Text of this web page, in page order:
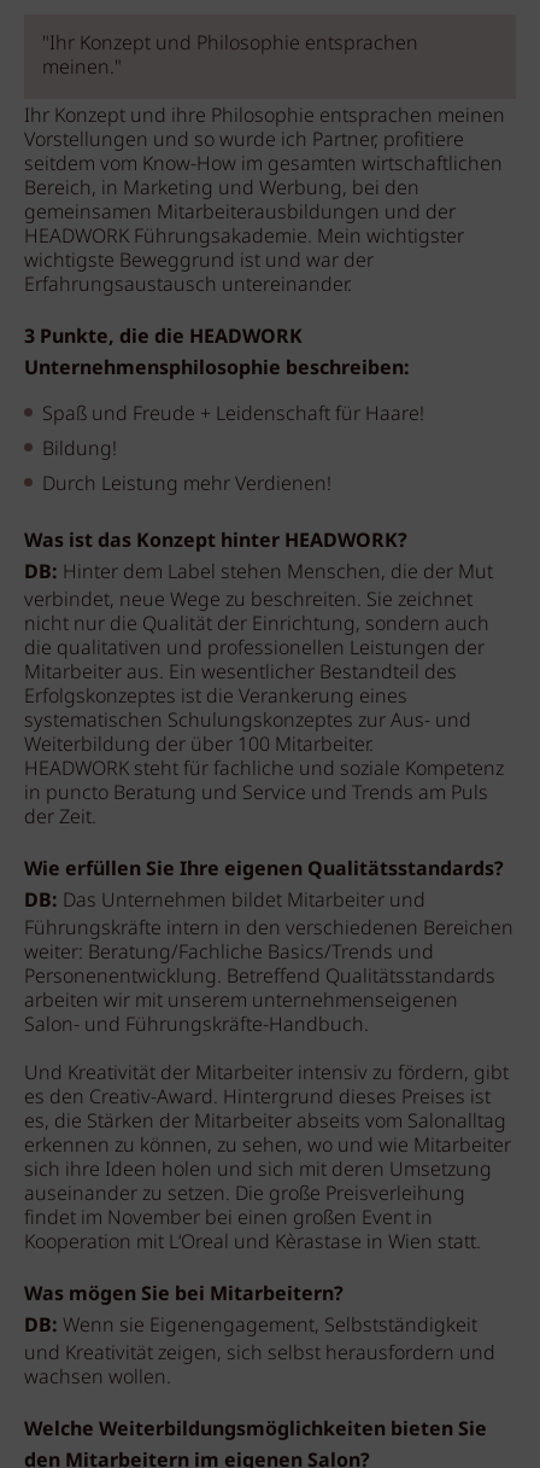
"Ihr Konzept und Philosophie entsprachen
meinen."
Ihr Konzept und ihre Philosophie entsprachen meinen
Vorstellungen und so wurde ich Partner, profitiere
seitdem vom Know-How im gesamten wirtschaftlichen
Bereich, in Marketing und Werbung, bei den
gemeinsamen Mitarbeiterausbildungen und der
HEADWORK Führungsakademie. Mein wichtigster
wichtigste Beweggrund ist und war der
Erfahrungsaustausch untereinander.
3 Punkte, die die HEADWORK
Unternehmensphilosophie beschreiben:
Spaß und Freude + Leidenschaft für Haare!
Bildung!
Durch Leistung mehr Verdienen!
Was ist das Konzept hinter HEADWORK?
DB: Hinter dem Label stehen Menschen, die der Mut
verbindet, neue Wege zu beschreiten. Sie zeichnet
nicht nur die Qualität der Einrichtung, sondern auch
die qualitativen und professionellen Leistungen der
Mitarbeiter aus. Ein wesentlicher Bestandteil des
Erfolgskonzeptes ist die Verankerung eines
systematischen Schulungskonzeptes zur Aus- und
Weiterbildung der über 100 Mitarbeiter.
HEADWORK steht für fachliche und soziale Kompetenz
in puncto Beratung und Service und Trends am Puls
der Zeit.
Wie erfüllen Sie Ihre eigenen Qualitätsstandards?
DB: Das Unternehmen bildet Mitarbeiter und
Führungskräfte intern in den verschiedenen Bereichen
weiter: Beratung/Fachliche Basics/Trends und
Personenentwicklung. Betreffend Qualitätsstandards
arbeiten wir mit unserem unternehmenseigenen
Salon- und Führungskräfte-Handbuch.
Und Kreativität der Mitarbeiter intensiv zu fördern, gibt
es den Creativ-Award. Hintergrund dieses Preises ist
es, die Stärken der Mitarbeiter abseits vom Salonalltag
erkennen zu können, zu sehen, wo und wie Mitarbeiter
sich ihre Ideen holen und sich mit deren Umsetzung
auseinander zu setzen. Die große Preisverleihung
findet im November bei einen großen Event in
Kooperation mit L‘Oreal und Kèrastase in Wien statt.
Was mögen Sie bei Mitarbeitern?
DB: Wenn sie Eigenengagement, Selbstständigkeit
und Kreativität zeigen, sich selbst herausfordern und
wachsen wollen.
Welche Weiterbildungsmöglichkeiten bieten Sie
den Mitarbeitern im eigenen Salon?